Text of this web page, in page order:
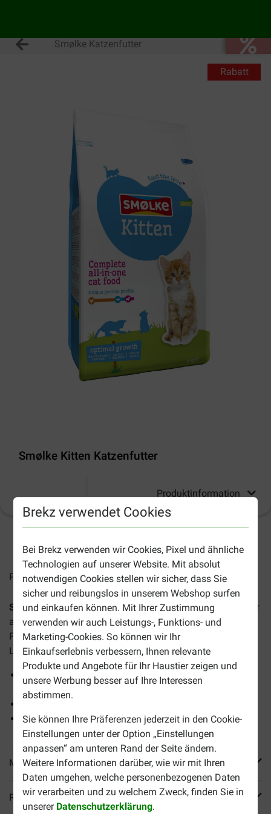
Brekz verwendet Cookies
Bei Brekz verwenden wir Cookies, Pixel und ähnliche
Technologien auf unserer Website. Mit absolut
notwendigen Cookies stellen wir sicher, dass Sie
sicher und reibungslos in unserem Webshop surfen
und einkaufen können. Mit Ihrer Zustimmung
verwenden wir auch Leistungs-, Funktions- und
Marketing-Cookies. So können wir Ihr
Einkaufserlebnis verbessern, Ihnen relevante
Produkte und Angebote für Ihr Haustier zeigen und
unsere Werbung besser auf Ihre Interessen
abstimmen.
Sie können Ihre Präferenzen jederzeit in den Cookie-
Einstellungen unter der Option „Einstellungen
anpassen“ am unteren Rand der Seite ändern.
Weitere Informationen darüber, wie wir mit Ihren
Daten umgehen, welche personenbezogenen Daten
wir verarbeiten und zu welchem Zweck, finden Sie in
unserer Datenschutzerklärung.
Smølke Katzenfutter
Rabatt
Smølke Kitten Katzenfutter
Produktinformation
Preise inkl. MwSt zzgl.Versandkosten
Smølke Kitten Katzenfutterist ein komplettes Katzenfutter
aus natürlichen Zutaten auf der Basis von Huhn. Dieses
Futter hilft Ihrem Kätzchen, in dieser wichtigen
Lebensphase optimal zu spielen und zu wachsen.
Ausgewogenes Komplettfutter mit natürlichen Zutaten
für Kätzchen
Unterstützt eine optimale Verdauung
Mehr Produktinfos
Reviews